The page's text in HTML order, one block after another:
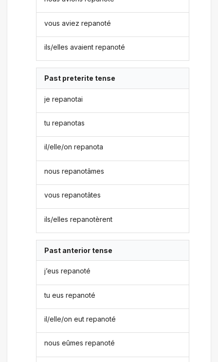
vous aviez repanoté
ils/elles avaient repanoté
Past preterite tense
je repanotai
tu repanotas
il/elle/on repanota
nous repanotâmes
vous repanotâtes
ils/elles repanotèrent
Past anterior tense
j’eus repanoté
tu eus repanoté
il/elle/on eut repanoté
nous eûmes repanoté